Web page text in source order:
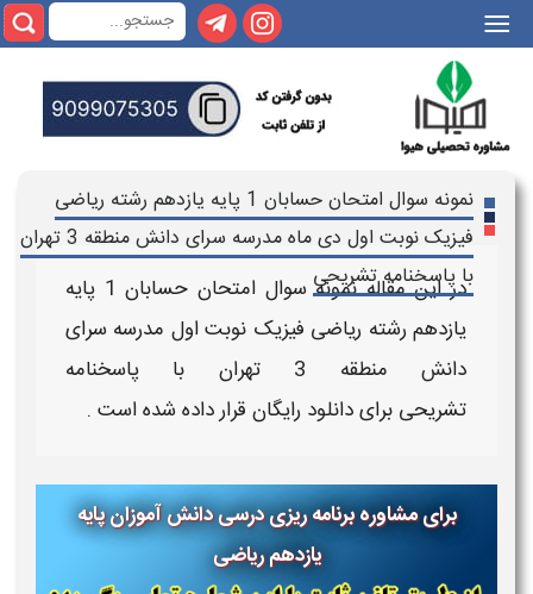
|||
نمونه سوال امتحان حسابان 1 پایه یازدهم رشته ریاضی
فیزیک نوبت اول دی ماه مدرسه سرای دانش منطقه 3 تهران
با پاسخنامه تشریحی
در این مقالهنمونه سوال امتحان حسابان 1
پایه
یازدهم رشته ریاضی فیزیک نوبت اول مدرسه سرای
دانش منطقه 3 تهران
با پاسخنامه
تشریحی برایدانلود رایگان قرار داده شده است .
برای مشاوره برنامه ریزی درسی دانش آموزان پایه
یازدهم ریاضی